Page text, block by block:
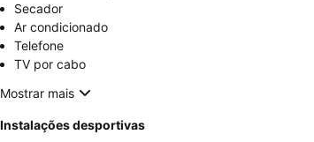
Secador
Ar condicionado
Telefone
TV por cabo
Mostrar mais
Instalações desportivas